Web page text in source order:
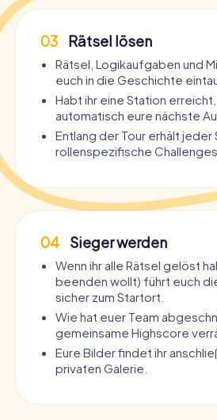
03 Rätsel lösen
Rätsel, Logikaufgaben und
euch in die Geschichte
Habt ihr eine Station
automatisch eure nächste
Entlang der Tour erhält
rollenspezifische Challenges.
04 Sieger werden
Wenn ihr alle Rätsel gelöst
beenden wollt) führt euch
sicher zum Startort.
Wie hat euer Team
gemeinsame Highscore
Eure Bilder findet ihr
privaten Galerie.